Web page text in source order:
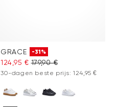
GRACE -31%
124,95 € 179,90 €
30-dagen beste prijs: 124,95 €